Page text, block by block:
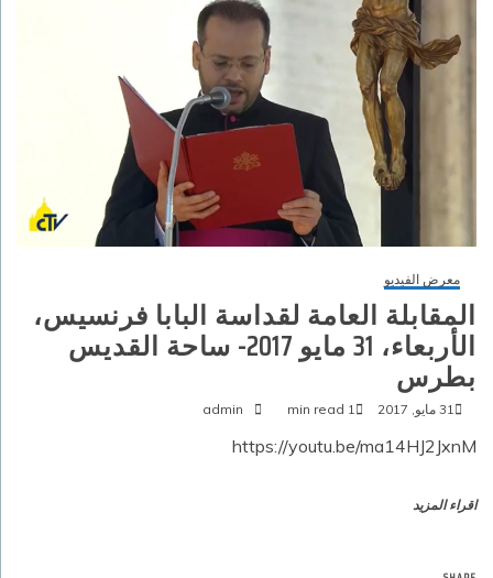
معرض الفيديو
المقابلة العامة لقداسة البابا فرنسيس‏،
الأربعاء، 31 مايو 2017‏- ساحة القديس
بطرس
31 مايو, 2017 1 min read
admin
https://youtu.be/ma14HJ2JxnM
اقراء المزيد